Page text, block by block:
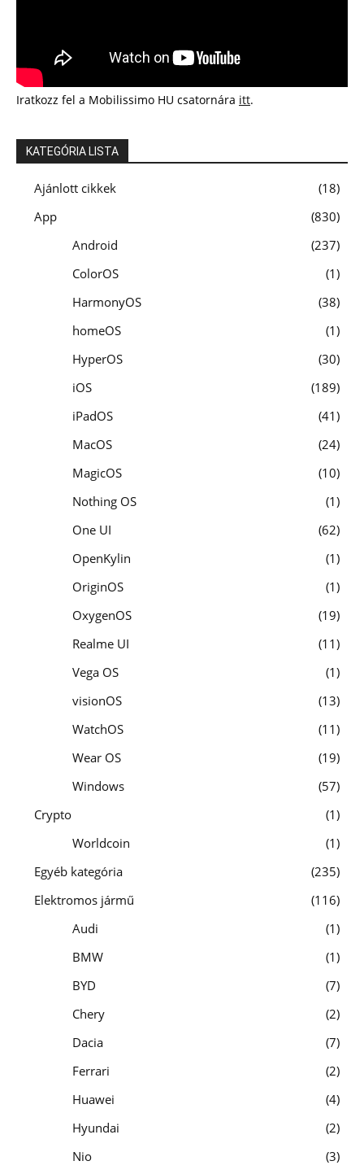
Iratkozz fel a Mobilissimo HU csatornára itt.
KATEGÓRIA LISTA
Ajánlott cikkek
18
App
830
Android
237
ColorOS
1
HarmonyOS
38
homeOS
1
HyperOS
30
iOS
189
iPadOS
41
MacOS
24
MagicOS
10
Nothing OS
1
One UI
62
OpenKylin
1
OriginOS
1
OxygenOS
19
Realme UI
11
Vega OS
1
visionOS
13
WatchOS
11
Wear OS
19
Windows
57
Crypto
1
Worldcoin
1
Egyéb kategória
235
Elektromos jármű
116
Audi
1
BMW
1
BYD
7
Chery
2
Dacia
7
Ferrari
2
Huawei
4
Hyundai
2
Nio
3